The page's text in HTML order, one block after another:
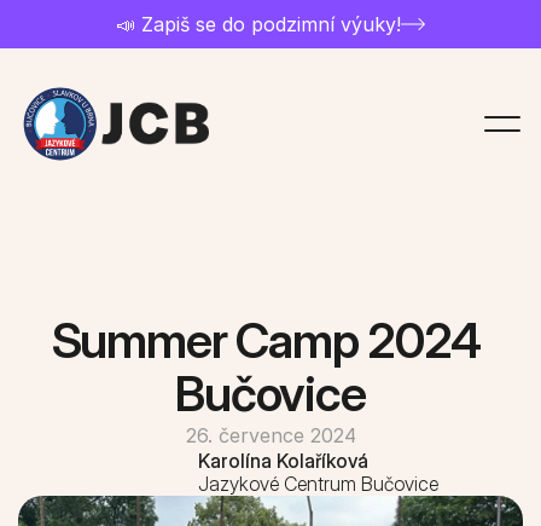
📣 Zapiš se do podzimní výuky!
O jazykovce
Summer Camp 2024
Bučovice
26. července 2024
Karolína Kolaříková
Jazykové Centrum Bučovice